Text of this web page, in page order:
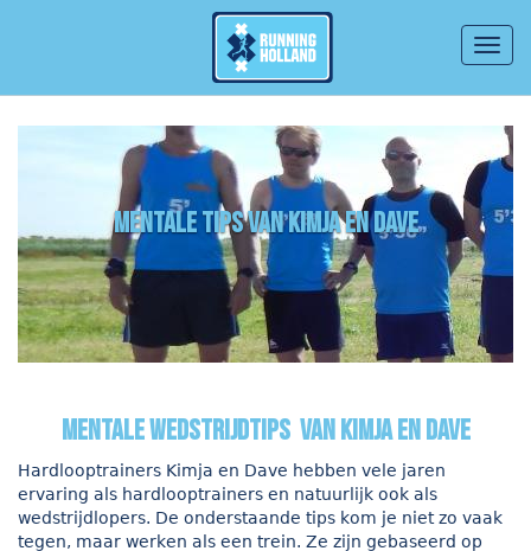
Overslaan en naar de inhoud gaan
mentale tips van Kimja en Dave
Mentale wedstrijdtips van Kimja en Dave
Hardlooptrainers Kimja en Dave hebben vele jaren
ervaring als hardlooptrainers en natuurlijk ook als
wedstrijdlopers. De onderstaande tips kom je niet zo vaak
tegen, maar werken als een trein. Ze zijn gebaseerd op